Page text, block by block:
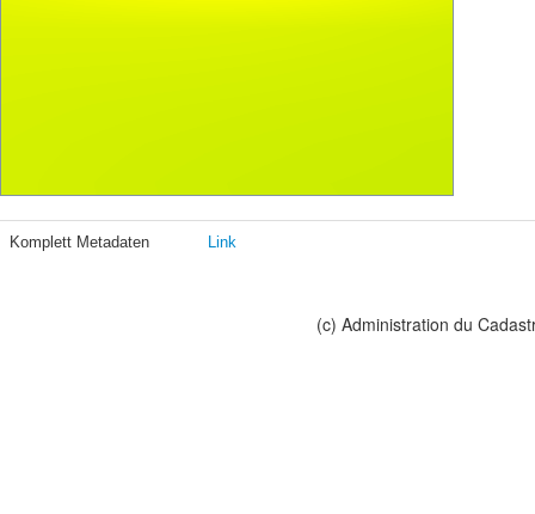
Komplett Metadaten Link
(c) Administration du